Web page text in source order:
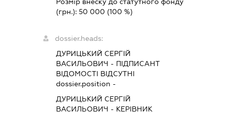
Розмір внеску до статутного фонду
(грн.):50 000 (100 %)
dossier.heads:
ДУРИЦЬКИЙ СЕРГІЙ
ВАСИЛЬОВИЧ - ПІДПИСАНТ
ВІДОМОСТІ ВІДСУТНІ
dossier.position -
ДУРИЦЬКИЙ СЕРГІЙ
ВАСИЛЬОВИЧ - КЕРІВНИК